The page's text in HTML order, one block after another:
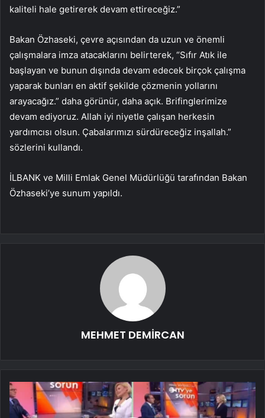
kaliteli hale getirerek devam ettireceğiz.”
Bakan Özhaseki, çevre açısından da uzun ve önemli
çalışmalara imza atacaklarını belirterek, “Sıfır Atık ile
başlayan ve bunun dışında devam edecek birçok çalışma
yaparak bunları en aktif şekilde çözmenin yollarını
arayacağız.” daha görünür, daha açık. Brifinglerimize
devam ediyoruz. Allah iyi niyetle çalışan herkesin
yardımcısı olsun. Çabalarımızı sürdüreceğiz inşallah.”
sözlerini kullandı.
İLBANK ve Milli Emlak Genel Müdürlüğü tarafından Bakan
Özhaseki’ye sunum yapıldı.
MEHMET DEMİRCAN